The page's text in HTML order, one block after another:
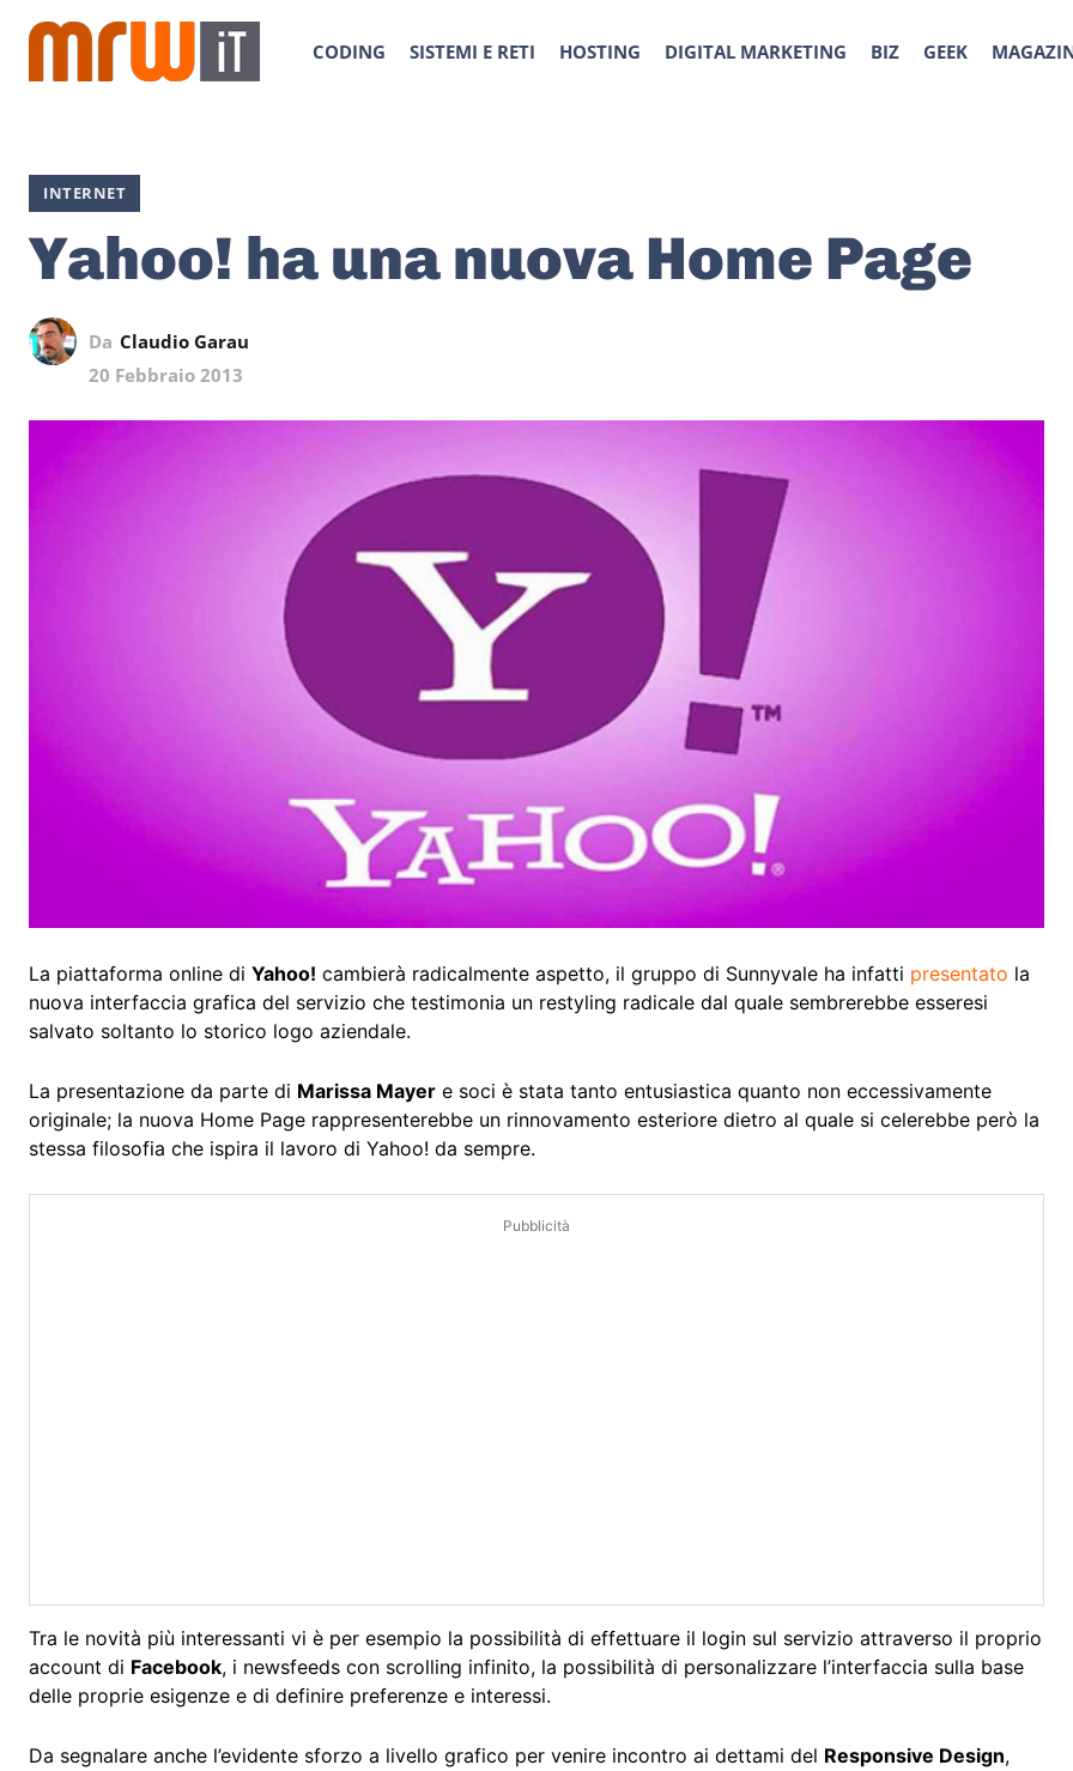
CODING SISTEMI E RETI HOSTING DIGITAL MARKETING BIZ GEEK
INTERNET
Yahoo! ha una nuova Home Page
Da Claudio Garau
20 Febbraio 2013
La piattaforma online di Yahoo! cambierà radicalmente aspetto, il gruppo di Sunnyvale ha infatti presentato la
nuova interfaccia grafica del servizio che testimonia un restyling radicale dal quale sembrerebbe esseresi
salvato soltanto lo storico logo aziendale.
La presentazione da parte di Marissa Mayer e soci è stata tanto entusiastica quanto non eccessivamente
originale; la nuova Home Page rappresenterebbe un rinnovamento esteriore dietro al quale si celerebbe però la
stessa filosofia che ispira il lavoro di Yahoo! da sempre.
Pubblicità
Tra le novità più interessanti vi è per esempio la possibilità di effettuare il login sul servizio attraverso il proprio
account di Facebook, i newsfeeds con scrolling infinito, la possibilità di personalizzare l’interfaccia sulla base
delle proprie esigenze e di definire preferenze e interessi.
Da segnalare anche l’evidente sforzo a livello grafico per venire incontro ai dettami del Responsive Design,